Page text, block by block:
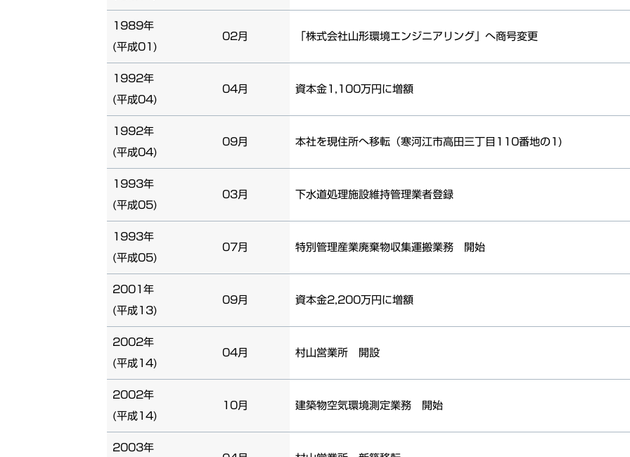
1989年
(平成01)
02月 「株式会社山形環境エンジニアリング」へ商号変更
1992年
(平成04)
04月 資本金1,100万円に増額
1992年
(平成04)
09月 本社を現住所へ移転（寒河江市高田三丁目110番地の1)
1993年
(平成05)
03月 下水道処理施設維持管理業者登録
1993年
(平成05)
07月 特別管理産業廃棄物収集運搬業務 開始
2001年
(平成13)
09月 資本金2,200万円に増額
2002年
(平成14)
04月 村山営業所 開設
2002年
(平成14)
10月 建築物空気環境測定業務 開始
2003年